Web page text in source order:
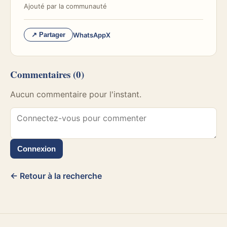
Ajouté par la communauté
↗ Partager WhatsAppX
Commentaires (0)
Aucun commentaire pour l'instant.
Connexion
← Retour à la recherche